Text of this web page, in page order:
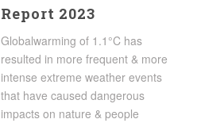
Report 2023
Globalwarming of 1.1°C has
resulted in more frequent & more
intense extreme weather events
that have caused dangerous
impacts on nature & people